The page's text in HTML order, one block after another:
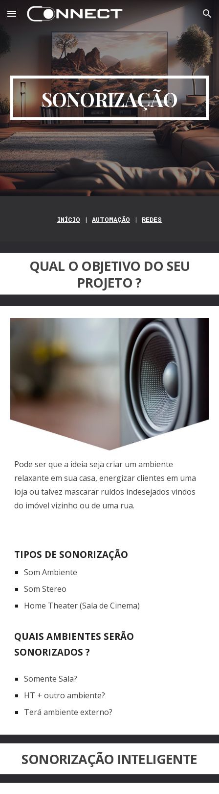
Skip to main content Skip to navigation
SONORIZAÇÃO
INÍCIO | AUTOMAÇÃO | REDES
QUAL O OBJETIVO DO SEU
PROJETO ?
Pode ser que a ideia seja criar um ambiente
relaxante em sua casa, energizar clientes em uma
loja ou talvez mascarar ruídos indesejados vindos
do imóvel vizinho ou de uma rua.
TIPOS DE SONORIZAÇÃO
Som Ambiente
Som Stereo
Home Theater (Sala de Cinema)
QUAIS AMBIENTES SERÃO
SONORIZADOS ?
Somente Sala?
HT + outro ambiente?
Terá ambiente externo?
SONORIZAÇÃO INTELIGENTE